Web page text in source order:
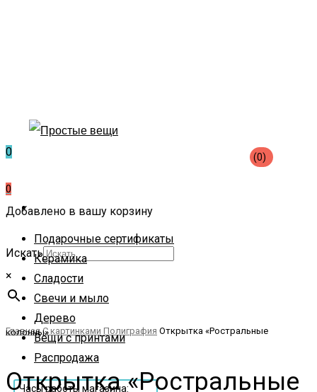
(0)
0
Подарочные сертификаты
Керамика
Сладости
Свечи и мыло
Дерево
Вещи с принтами
Распродажа
Часы работы магазина:
0
Добавлено в вашу корзину
Искать
×
Главная С картинками Полиграфия
Открытка «Ростральные колонны»
Открытка «Ростральные